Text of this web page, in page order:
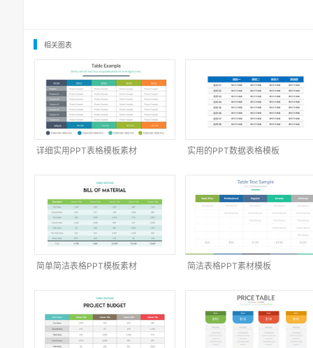
相关图表
详细实用PPT表格模板素材 实用的PPT数据表格模板
简单简洁表格PPT模板素材 简洁表格PPT素材模板